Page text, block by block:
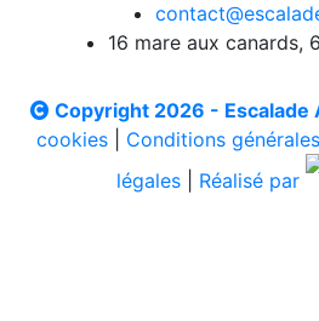
16 mare aux canards,
Copyright 2026 - Escalade
cookies| Conditions
légales
Réalisé par